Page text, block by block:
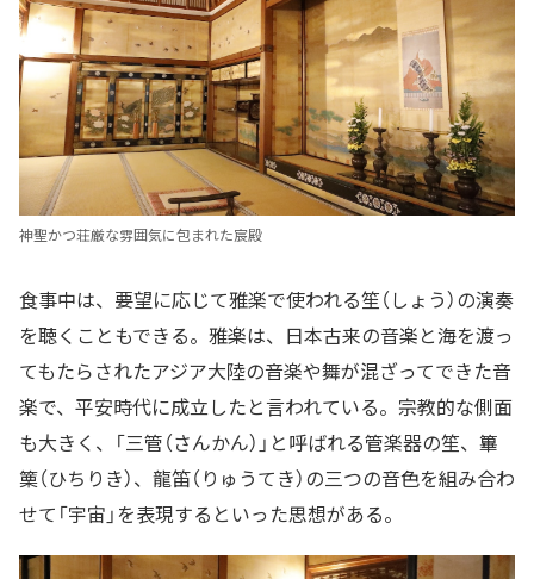
神聖かつ荘厳な雰囲気に包まれた宸殿
食事中は、要望に応じて雅楽で使われる笙（しょう）の演奏
を聴くこともできる。雅楽は、日本古来の音楽と海を渡っ
てもたらされたアジア大陸の音楽や舞が混ざってできた音
楽で、平安時代に成立したと言われている。宗教的な側面
も大きく、「三管（さんかん）」と呼ばれる管楽器の笙、篳
篥（ひちりき）、龍笛（りゅうてき）の三つの音色を組み合わ
せて「宇宙」を表現するといった思想がある。